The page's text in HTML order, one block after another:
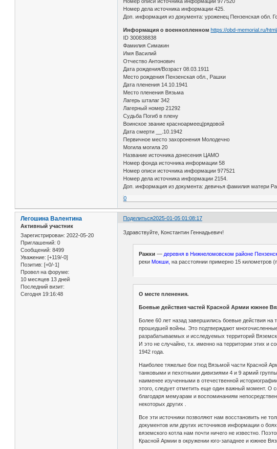
Номер дела источника информации 425.
Доп. информация из документа: уроженец Пензенская обл.
Информация о военнопленном https://obd-memorial.ru/
ID 300838838
Фамилия Симакин
Имя Василий
Отчество Антонович
Дата рождения/Возраст 08.03.1911
Место рождения Пензенская обл., Рашки
Дата пленения 14.10.1941
Место пленения Вязьма
Лагерь шталаг 342
Лагерный номер 21292
Судьба Погиб в плену
Воинское звание красноармеец|рядовой
Дата смерти __.10.1942
Первичное место захоронения Молодечно
Могила могила 20
Название источника донесения ЦАМО
Номер фонда источника информации 58
Номер описи источника информации 977521
Номер дела источника информации 2154.
Доп. информация из документа: девичья фамилия матери
0
Поделиться2025-01-05 01:08:17
Легошина Валентина
Активный участник
Зарегистрирован: 2022-05-20
Приглашений: 0
Сообщений: 8499
Уважение: [+119/-0]
Позитив: [+0/-1]
Провел на форуме:
10 месяцев 13 дней
Последний визит:
Сегодня 19:16:48
Здравствуйте, Константин Геннадьевич!
Ражки — деревня в Нижнеломовском районе
реки Мокши, на расстоянии примерно 15 километров
О месте пленения.
Боевые действия частей Красной Армии южнее
Более 60 лет назад завершились боевые действия на
прошедшей войны. Это подтверждают
разрабатываемых и исследуемых территорий
И это не случайно, т.к. именно на территории этих и
1942 года.
Наиболее тяжелые бои под Вязьмой части Красной
танковыми и пехотными дивизиями 4 и 9 армий
наименее изученными в отечественной
этого, следует отметить еще один важный момент. О
благодаря мемуарам и воспоминаниям
некоторых других .
Все эти источники позволяют нам восстановить не
документов или других источников информации о
вяземского котла нам почти ничего не известно.
Красной Армии в окружении юго-западнее и южнее